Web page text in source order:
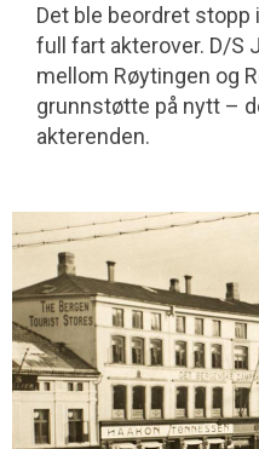
Det ble beordret
full fart akterover. D/S
mellom Røytingen og
grunnstøtte på nytt –
akterenden.